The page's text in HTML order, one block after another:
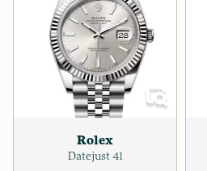
Rolex
Datejust 41